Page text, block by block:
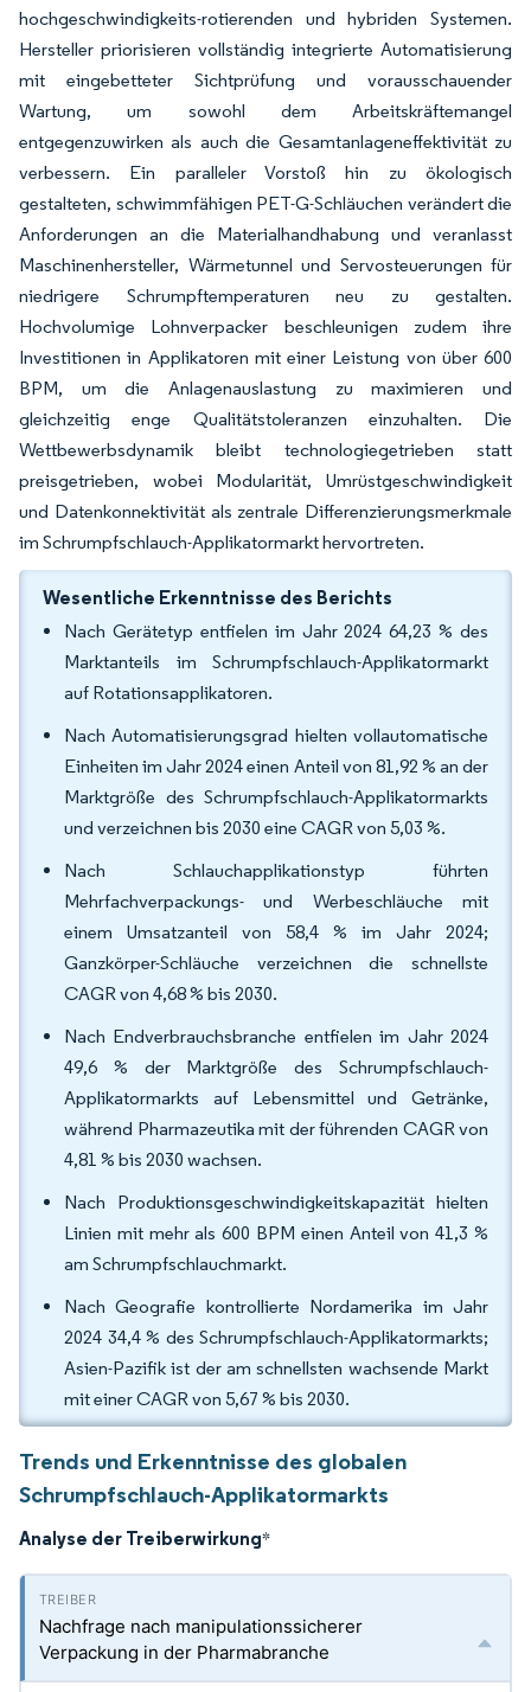
hochgeschwindigkeits-rotierenden und hybriden Systemen.
Hersteller priorisieren vollständig integrierte Automatisierung
mit eingebetteter Sichtprüfung und vorausschauender
Wartung, um sowohl dem Arbeitskräftemangel
entgegenzuwirken als auch die Gesamtanlageneffektivität zu
verbessern. Ein paralleler Vorstoß hin zu ökologisch
gestalteten, schwimmfähigen PET-G-Schläuchen verändert die
Anforderungen an die Materialhandhabung und veranlasst
Maschinenhersteller, Wärmetunnel und Servosteuerungen für
niedrigere Schrumpftemperaturen neu zu gestalten.
Hochvolumige Lohnverpacker beschleunigen zudem ihre
Investitionen in Applikatoren mit einer Leistung von über 600
BPM, um die Anlagenauslastung zu maximieren und
gleichzeitig enge Qualitätstoleranzen einzuhalten. Die
Wettbewerbsdynamik bleibt technologiegetrieben statt
preisgetrieben, wobei Modularität, Umrüstgeschwindigkeit
und Datenkonnektivität als zentrale Differenzierungsmerkmale
im Schrumpfschlauch-Applikatormarkt hervortreten.
Wesentliche Erkenntnisse des Berichts
Nach Gerätetyp entfielen im Jahr 2024 64,23 % des
Marktanteils im Schrumpfschlauch-Applikatormarkt
auf Rotationsapplikatoren.
Nach Automatisierungsgrad hielten vollautomatische
Einheiten im Jahr 2024 einen Anteil von 81,92 % an der
Marktgröße des Schrumpfschlauch-Applikatormarkts
und verzeichnen bis 2030 eine CAGR von 5,03 %.
Nach Schlauchapplikationstyp führten
Mehrfachverpackungs- und Werbeschläuche mit
einem Umsatzanteil von 58,4 % im Jahr 2024;
Ganzkörper-Schläuche verzeichnen die schnellste
CAGR von 4,68 % bis 2030.
Nach Endverbrauchsbranche entfielen im Jahr 2024
49,6 % der Marktgröße des Schrumpfschlauch-
Applikatormarkts auf Lebensmittel und Getränke,
während Pharmazeutika mit der führenden CAGR von
4,81 % bis 2030 wachsen.
Nach Produktionsgeschwindigkeitskapazität hielten
Linien mit mehr als 600 BPM einen Anteil von 41,3 %
am Schrumpfschlauchmarkt.
Nach Geografie kontrollierte Nordamerika im Jahr
2024 34,4 % des Schrumpfschlauch-Applikatormarkts;
Asien-Pazifik ist der am schnellsten wachsende Markt
mit einer CAGR von 5,67 % bis 2030.
Trends und Erkenntnisse des globalen
Schrumpfschlauch-Applikatormarkts
Analyse der Treiberwirkung*
Nachfrage nach manipulationssicherer
Verpackung in der Pharmabranche